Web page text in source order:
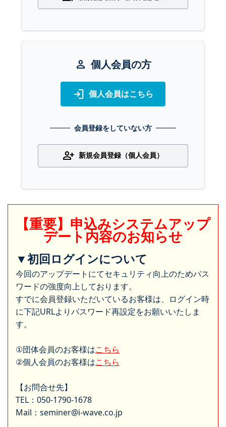
person 個人会員の方
login 個人会員はこちら
会員登録をしていない方
person_add 新規会員登録（個人会員）
【重要】申込みシステムアップ
デート内容のお知らせ
▼初回ログインについて
今回のアップデートにてセキュリティ向上のためパス
ワードの強度向上しております。
すでに会員登録いただいているお客様は、ログイン時
に下記URLよりパスワード再設定をお願いいたしま
す。
①団体会員のお客様はこちら
②個人会員のお客様はこちら
【お問合せ先】
TEL：050-1790-1678
Mail：seminer@i-wave.co.jp